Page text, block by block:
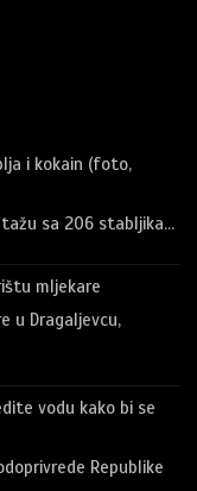
i kokain (foto,
sa 206 stabljika…
mljekare
u Dragaljevcu,
vodu kako bi se
Republike